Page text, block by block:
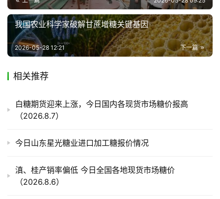
我国农业科学家破解甘蔗增糖关键基因
下一篇
2026-05-28 12:21
相关推荐
白糖期货迎来上涨，今日国内各现货市场糖价报高
（2026.8.7）
今日山东星光糖业进口加工糖报价情况
滇、桂产销率偏低 今日全国各地现货市场糖价
（2026.8.6）